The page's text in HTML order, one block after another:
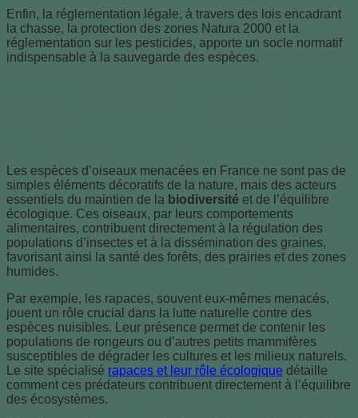
Enfin, la réglementation légale, à travers des lois encadrant
la chasse, la protection des zones Natura 2000 et la
réglementation sur les pesticides, apporte un socle normatif
indispensable à la sauvegarde des espèces.
Les espèces d’oiseaux menacées en France ne sont pas de
simples éléments décoratifs de la nature, mais des acteurs
essentiels du maintien de la biodiversité et de l’équilibre
écologique. Ces oiseaux, par leurs comportements
alimentaires, contribuent directement à la régulation des
populations d’insectes et à la dissémination des graines,
favorisant ainsi la santé des forêts, des prairies et des zones
humides.
Par exemple, les rapaces, souvent eux-mêmes menacés,
jouent un rôle crucial dans la lutte naturelle contre des
espèces nuisibles. Leur présence permet de contenir les
populations de rongeurs ou d’autres petits mammifères
susceptibles de dégrader les cultures et les milieux naturels.
Le site spécialisé rapaces et leur rôle écologique détaille
comment ces prédateurs contribuent directement à l’équilibre
des écosystèmes.